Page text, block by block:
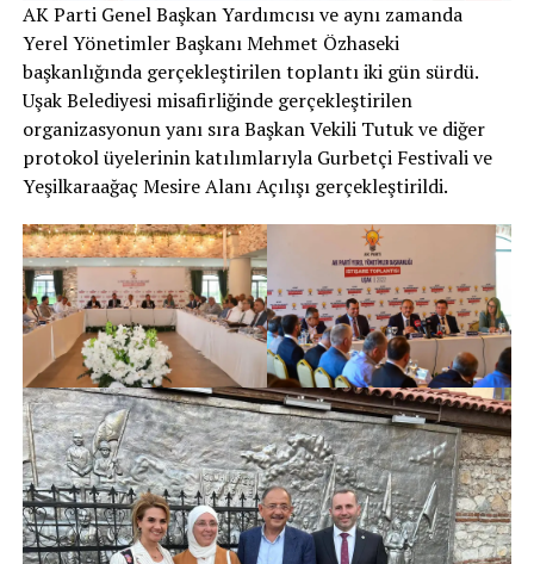
AK Parti Genel Başkan Yardımcısı ve aynı zamanda
Yerel Yönetimler Başkanı Mehmet Özhaseki
başkanlığında gerçekleştirilen toplantı iki gün sürdü.
Uşak Belediyesi misafirliğinde gerçekleştirilen
organizasyonun yanı sıra Başkan Vekili Tutuk ve diğer
protokol üyelerinin katılımlarıyla Gurbetçi Festivali ve
Yeşilkaraağaç Mesire Alanı Açılışı gerçekleştirildi.